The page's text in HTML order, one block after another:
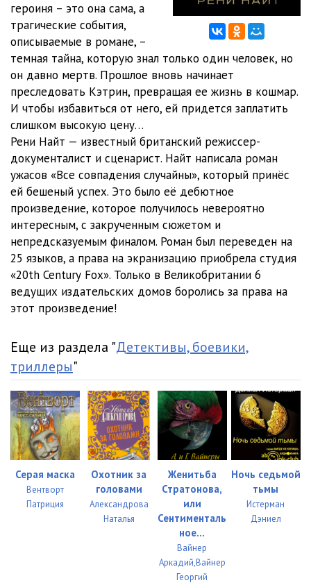
Глава 13 21:21
Глава 14
Глава 15
Глава 16 04:09
Глава 17
Глава 18 02:49
Глава 19 05:13
Глава 20
Глава 21 07:57
Глава 22 19:00
Глава 23 10:15
Глава 25
Глава 26
Глава 27 07:27
Глава 28 03:45
Глава 29 18:04
Глава 30 08:36
15:13
героиня – это она сама, а
трагические события,
описываемые в романе, –
темная тайна, которую знал только один человек, но
он давно мертв. Прошлое вновь начинает
преследовать Кэтрин, превращая ее жизнь в кошмар.
И чтобы избавиться от него, ей придется заплатить
слишком высокую цену…
Рени Найт — известный британский режиссер-
документалист и сценарист. Найт написала роман
ужасов «Все совпадения случайны», который принёс
ей бешеный успех. Это было её дебютное
произведение, которое получилось невероятно
интересным, с закрученным сюжетом и
непредсказуемым финалом. Роман был переведен на
25 языков, а права на экранизацию приобрела студия
«20th Сеnturу Fох». Только в Великобритании 6
ведущих издательских домов боролись за права на
этот произведение!
Еще из раздела "Детективы, боевики,
триллеры"
Серая маска
Вентворт
Патриция
Охотник за
головами
Александрова
Наталья
Женитьба
Стратонова,
или
Сентименталь
ное...
Вайнер
Аркадий,Вайнер
Георгий
Ночь седьмой
тьмы
Истерман
Дэниел